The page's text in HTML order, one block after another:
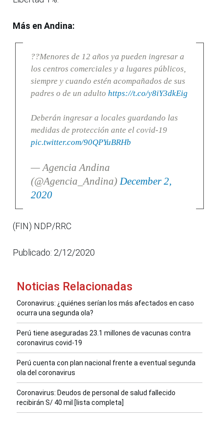
Más en Andina:
??Menores de 12 años ya pueden ingresar a
los centros comerciales y a lugares públicos,
siempre y cuando estén acompañados de sus
padres o de un adulto https://t.co/y8iY3dkEig
Deberán ingresar a locales guardando las
medidas de protección ante el covid-19
pic.twitter.com/90QPYuBRHb
— Agencia Andina
(@Agencia_Andina) December 2,
2020
(FIN) NDP/RRC
Publicado: 2/12/2020
Noticias Relacionadas
Coronavirus: ¿quiénes serían los más afectados en caso
ocurra una segunda ola?
Perú tiene aseguradas 23.1 millones de vacunas contra
coronavirus covid-19
Perú cuenta con plan nacional frente a eventual segunda
ola del coronavirus
Coronavirus: Deudos de personal de salud fallecido
recibirán S/ 40 mil [lista completa]